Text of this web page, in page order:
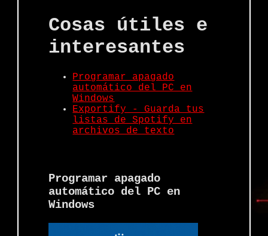
Cosas útiles e
interesantes
Programar apagado
automático del PC en
Windows
Exportify - Guarda tus
listas de Spotify en
archivos de texto
Programar apagado
automático del PC en
Windows